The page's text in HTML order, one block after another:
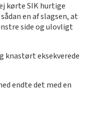
kørte SIK hurtige
en af slagsen, at
side og ulovligt
knastørt eksekverede
endte det med en